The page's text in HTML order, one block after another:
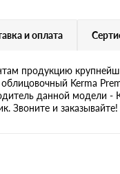
и оплата
продукцию
Kerma
данной модели
Звоните и заказывайте!